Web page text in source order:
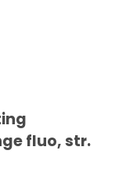
fluo, str.